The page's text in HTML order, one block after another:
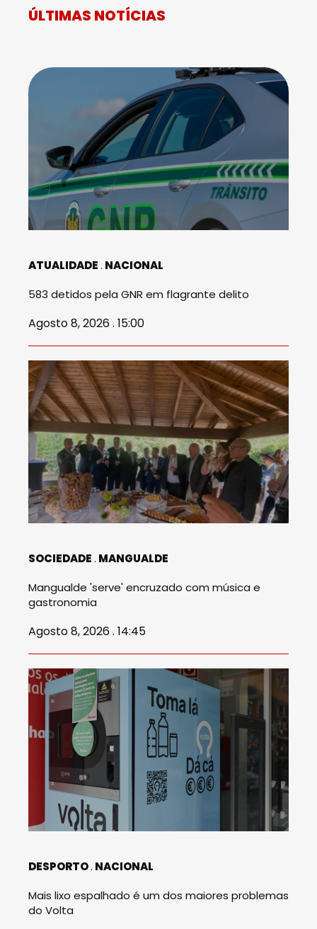
ÚLTIMAS NOTÍCIAS
ATUALIDADE NACIONAL
583 detidos pela GNR em flagrante delito
Agosto 8, 2026 . 15:00
SOCIEDADE MANGUALDE
Mangualde 'serve' encruzado com música e
gastronomia
Agosto 8, 2026 . 14:45
DESPORTO NACIONAL
Mais lixo espalhado é um dos maiores problemas
do Volta